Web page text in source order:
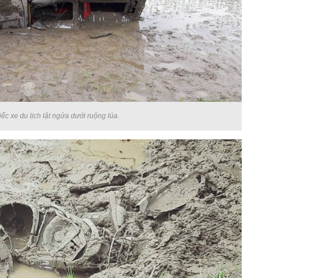
xe du lịch lật ngửa dưới ruộng lúa.